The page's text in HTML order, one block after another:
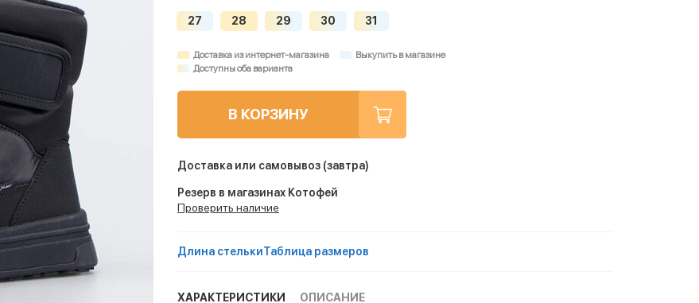
27 28 29 30 31
Доставка из интернет-магазина
Выкупить в магазине
Доступны оба варианта
В КОРЗИНУ
Доставка или самовывоз (завтра)
Резерв в магазинах Котофей
Проверить наличие
Длина стелькиТаблица размеров
ХАРАКТЕРИСТИКИ ОПИСАНИЕ